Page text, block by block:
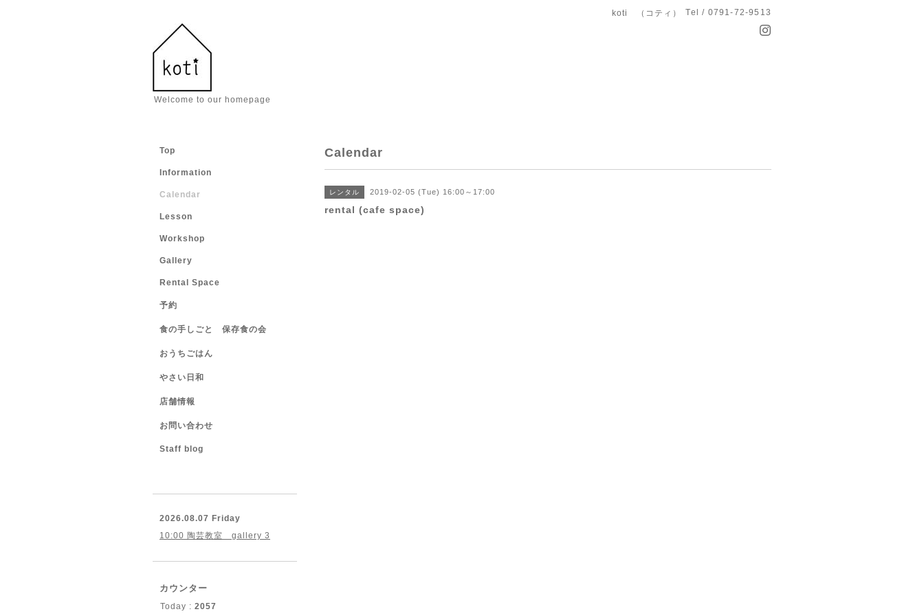
koti （コティ） Tel / 0791-72-9513
Welcome to our homepage
Calendar
レンタル 2019-02-05 (Tue) 16:00～17:00
rental (cafe space)
Top
Information
Calendar
Lesson
Workshop
Gallery
Rental Space
予約
食の手しごと 保存食の会
おうちごはん
やさい日和
店舗情報
お問い合わせ
Staff blog
2026.08.07 Friday
10:00 陶芸教室 gallery 3
カウンター
Today : 2057